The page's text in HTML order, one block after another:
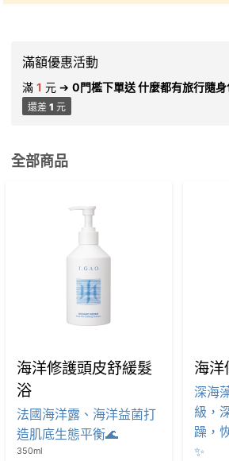
滿額優惠活動
滿 1 元 ➔ 0門檻下單送 什麼都有旅行隨身
還差 1 元
全部商品
海洋修護頭皮舒緩髮
浴
法國海洋露、海洋益菌打
造肌底生態平衡🌊
海洋
深海
級，
躁，
✨